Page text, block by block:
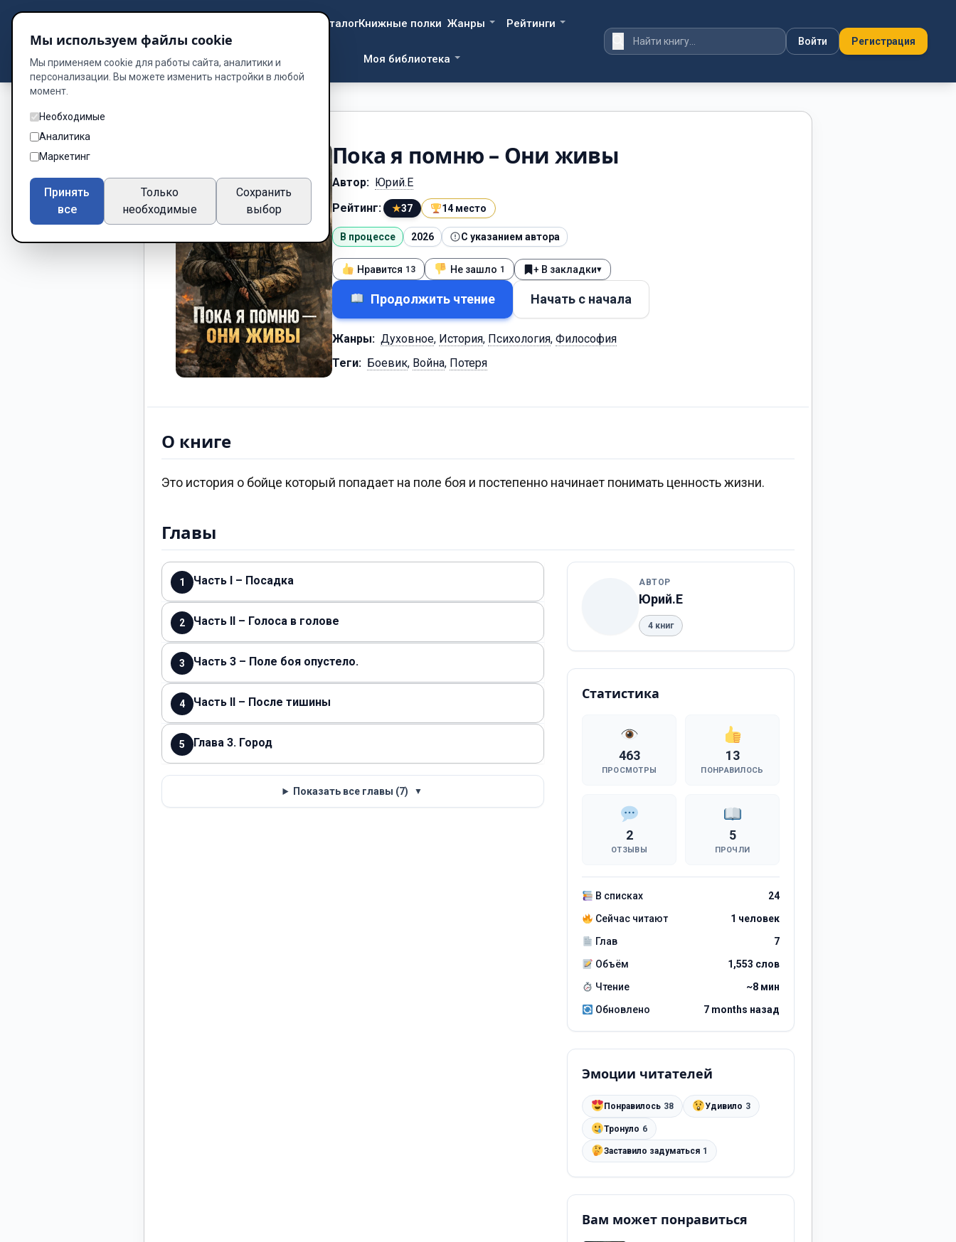
DzenWay Библиотека
КаталогКнижные полки Жанры Рейтинги
Моя библиотека
Войти Регистрация
Пока я помню – Они живы
Автор: Юрий.Е
Рейтинг:
★37 14 место
В процессе 2026 С указанием автора
Нравится 13 Не зашло 1 + В закладки▾
Продолжить чтение Начать с начала
Жанры: Духовное, История, Психология, Философия
Теги: Боевик, Война, Потеря
О книге
Это история о бойце который попадает на поле боя и постепенно начинает понимать ценность жизни.
Главы
1 Часть I – Посадка
2 Часть II – Голоса в голове
3 Часть 3 – Поле боя опустело.
4 Часть II – После тишины
5 Глава 3. Город
Показать все главы (7) ▼
АВТОР
Юрий.Е
4 книг
Статистика
463
ПРОСМОТРЫ
13
ПОНРАВИЛОСЬ
2
ОТЗЫВЫ
5
ПРОЧЛИ
В списках
24
Сейчас читают
1 человек
Глав
7
Объём
1,553 слов
Чтение
~8 мин
Обновлено
7 months назад
Эмоции читателей
Понравилось 38 Удивило 3
Тронуло 6
Заставило задуматься 1
Вам может понравиться
Мы используем файлы cookie
Мы применяем cookie для работы сайта, аналитики и
персонализации. Вы можете изменить настройки в любой
момент.
Необходимые
Аналитика
Маркетинг
Принять
все
Только
необходимые
Сохранить
выбор